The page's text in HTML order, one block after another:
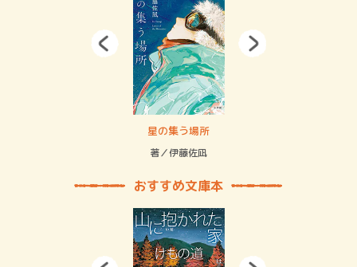
星の集う場所
著／伊藤佐凪
おすすめ文庫本